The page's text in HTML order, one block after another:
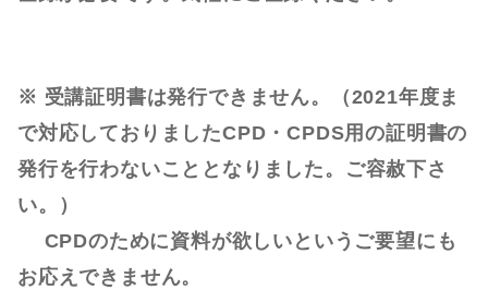
※ 受講証明書は発行できません。（2021年度ま
で対応しておりましたCPD・CPDS用の証明書の
発行を行わないこととなりました。ご容赦下さ
い。）
CPDのために資料が欲しいというご要望にも
お応えできません。